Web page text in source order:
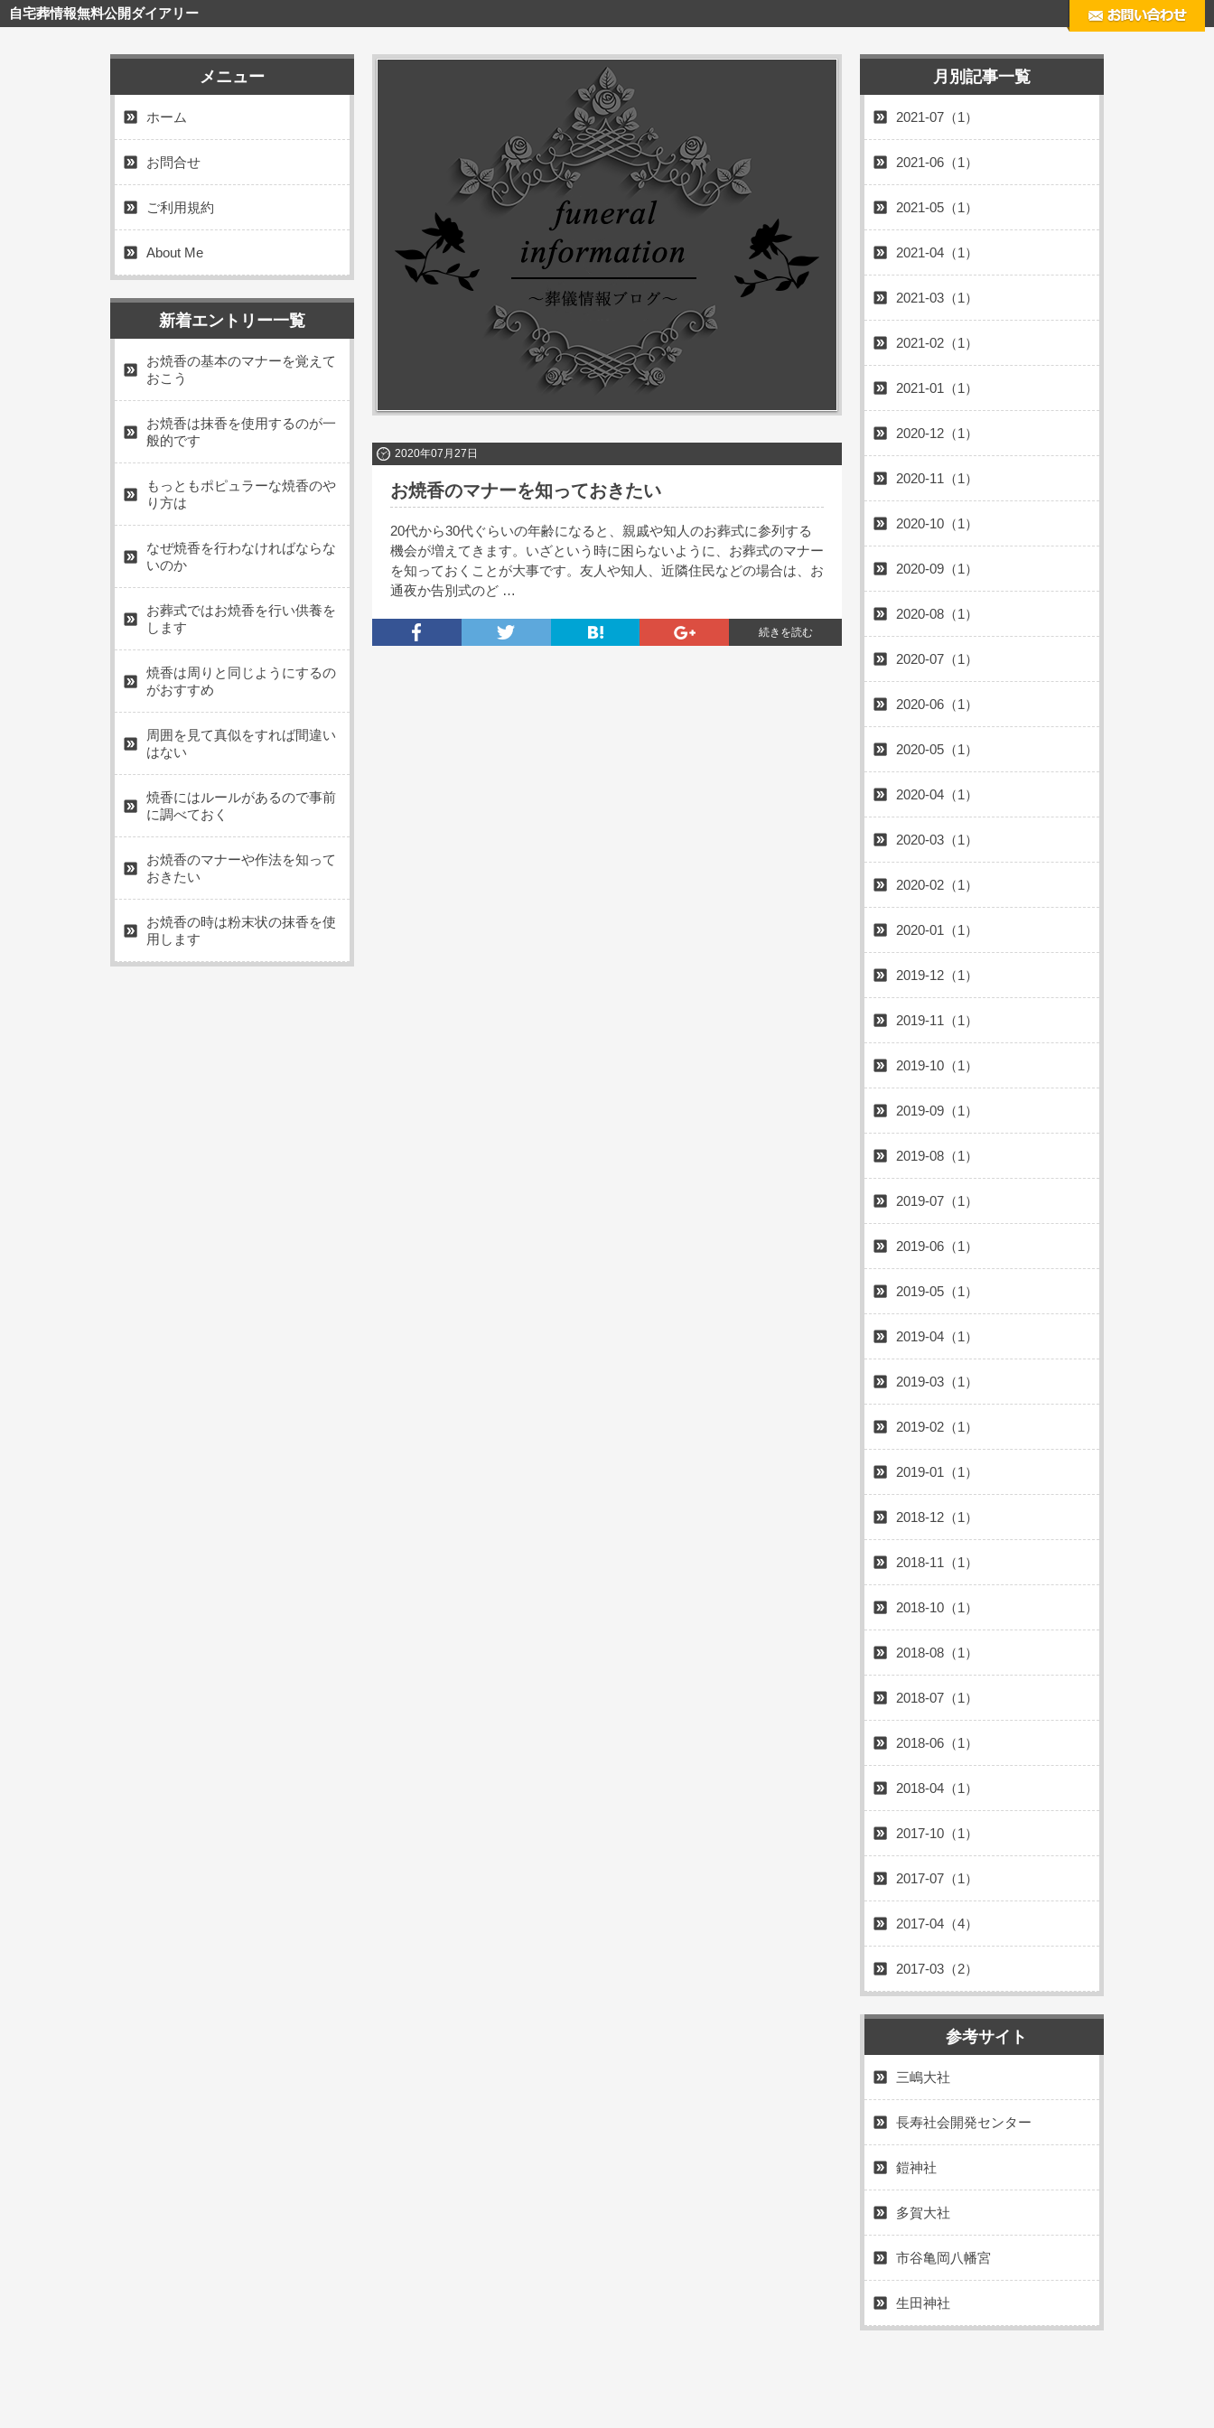
自宅葬情報無料公開ダイアリー
2020年07月27日
お焼香のマナーを知っておきたい
20代から30代ぐらいの年齢になると、親戚や知人のお葬式に参列する
機会が増えてきます。いざという時に困らないように、お葬式のマナー
を知っておくことが大事です。友人や知人、近隣住民などの場合は、お
通夜か告別式のど …
続きを読む
メニュー
ホーム
お問合せ
ご利用規約
About Me
新着エントリー一覧
お焼香の基本のマナーを覚えて
おこう
お焼香は抹香を使用するのが一
般的です
もっともポピュラーな焼香のや
り方は
なぜ焼香を行わなければならな
いのか
お葬式ではお焼香を行い供養を
します
焼香は周りと同じようにするの
がおすすめ
周囲を見て真似をすれば間違い
はない
焼香にはルールがあるので事前
に調べておく
お焼香のマナーや作法を知って
おきたい
お焼香の時は粉末状の抹香を使
用します
月別記事一覧
2021-07（1）
2021-06（1）
2021-05（1）
2021-04（1）
2021-03（1）
2021-02（1）
2021-01（1）
2020-12（1）
2020-11（1）
2020-10（1）
2020-09（1）
2020-08（1）
2020-07（1）
2020-06（1）
2020-05（1）
2020-04（1）
2020-03（1）
2020-02（1）
2020-01（1）
2019-12（1）
2019-11（1）
2019-10（1）
2019-09（1）
2019-08（1）
2019-07（1）
2019-06（1）
2019-05（1）
2019-04（1）
2019-03（1）
2019-02（1）
2019-01（1）
2018-12（1）
2018-11（1）
2018-10（1）
2018-08（1）
2018-07（1）
2018-06（1）
2018-04（1）
2017-10（1）
2017-07（1）
2017-04（4）
2017-03（2）
参考サイト
三嶋大社
長寿社会開発センター
鎧神社
多賀大社
市谷亀岡八幡宮
生田神社